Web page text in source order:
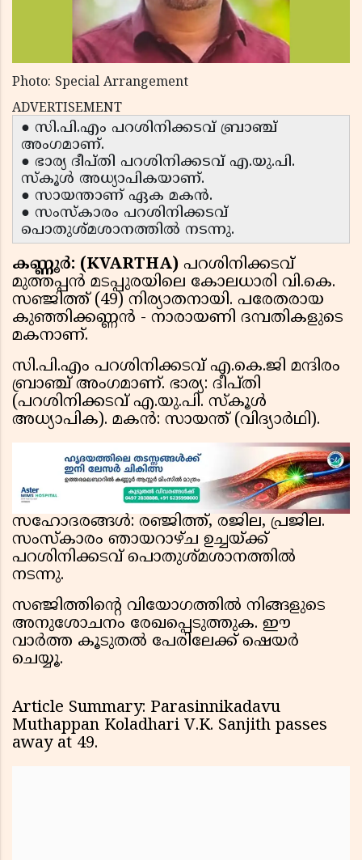
Photo: Special Arrangement
ADVERTISEMENT
● സി.പി.എം പറശിനിക്കടവ് ബ്രാഞ്ച്
അംഗമാണ്.
● ഭാര്യ ദീപ്തി പറശിനിക്കടവ് എ.യു.പി.
സ്കൂൾ അധ്യാപികയാണ്.
● സായന്താണ് ഏക മകൻ.
● സംസ്കാരം പറശിനിക്കടവ്
പൊതുശ്മശാനത്തിൽ നടന്നു.
കണ്ണൂർ: (KVARTHA) പറശിനിക്കടവ്
മുത്തപ്പൻ മടപ്പുരയിലെ കോലധാരി വി.കെ.
സഞ്ജിത്ത് (49) നിര്യാതനായി. പരേതരായ
കുഞ്ഞിക്കണ്ണൻ - നാരായണി ദമ്പതികളുടെ
മകനാണ്.
സി.പി.എം പറശിനിക്കടവ് എ.കെ.ജി മന്ദിരം
ബ്രാഞ്ച് അംഗമാണ്. ഭാര്യ: ദീപ്തി
(പറശിനിക്കടവ് എ.യു.പി. സ്കൂൾ
അധ്യാപിക). മകൻ: സായന്ത് (വിദ്യാർഥി).
സഹോദരങ്ങൾ: രഞ്ജിത്ത്, രജില, പ്രജില.
സംസ്കാരം ഞായറാഴ്ച ഉച്ചയ്ക്ക്
പറശിനിക്കടവ് പൊതുശ്മശാനത്തിൽ
നടന്നു.
സഞ്ജിത്തിന്റെ വിയോഗത്തിൽ നിങ്ങളുടെ
അനുശോചനം രേഖപ്പെടുത്തുക. ഈ
വാർത്ത കൂടുതൽ പേരിലേക്ക് ഷെയർ
ചെയ്യൂ.
Article Summary: Parasinnikadavu
Muthappan Koladhari V.K. Sanjith passes
away at 49.